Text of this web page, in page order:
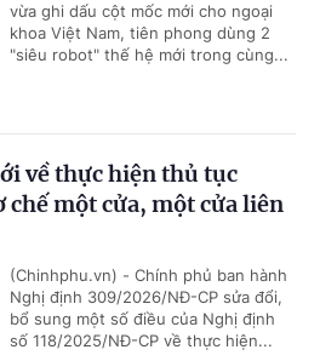
vừa ghi dấu cột mốc mới cho ngoại
khoa Việt Nam, tiên phong dùng 2
"siêu robot" thế hệ mới trong cùng...
về thực hiện thủ tục
chế một cửa, một cửa liên
(Chinhphu.vn) - Chính phủ ban hành
Nghị định 309/2026/NĐ-CP sửa đổi,
bổ sung một số điều của Nghị định
số 118/2025/NĐ-CP về thực hiện...